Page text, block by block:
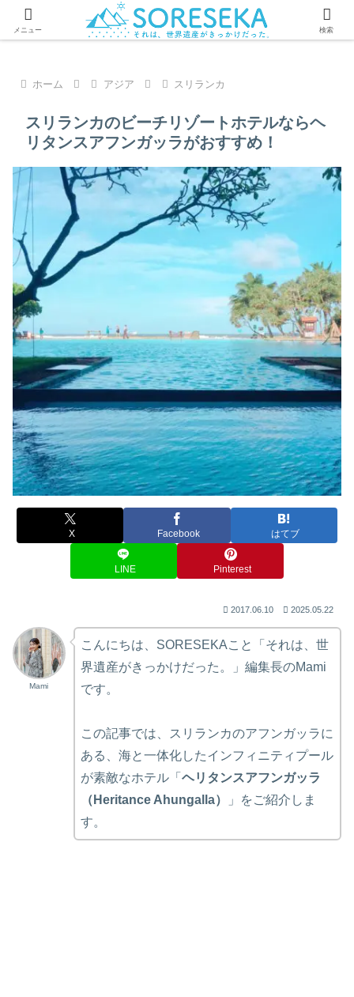
コンテンツにはPRが含まれています
ホーム アジア スリランカ
スリランカのビーチリゾートホテルならヘ
リタンスアフンガッラがおすすめ！
X Facebook はてブ
LINE Pinterest
2017.06.10 2025.05.22
Mami
こんにちは、SORESEKAこと「それは、世
界遺産がきっかけだった。」編集長のMami
です。
この記事では、スリランカのアフンガッラに
ある、海と一体化したインフィニティプール
が素敵なホテル「 ヘリタンスアフンガッラ
（Heritance Ahungalla）
」をご紹介しま
す。
メニュー 検索